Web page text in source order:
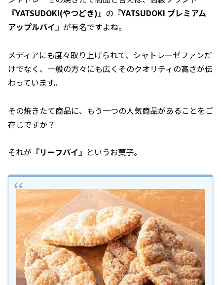
『YATSUDOKI(やつどき)』の『YATSUDOKI プレミアム
アップルパイ』が有名ですよね。
メディアにも度々取り上げられて、シャトレーゼファンだ
けでなく、一般の方々にも広くそのクオリティの高さが伝
わっています。
その焼きたて商品に、もう一つの人気商品があることをご
存じですか？
それが『リーフパイ』というお菓子。